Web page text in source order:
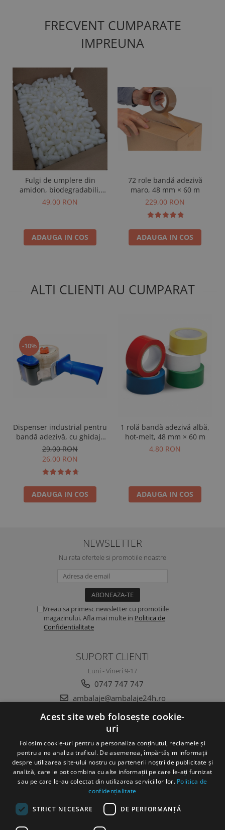
FRECVENT CUMPARATE
IMPREUNA
Fulgi de umplere din
amidon, biodegradabili,
alb, 120 L, cutie
49,00 RON
ADAUGA IN COS
72 role bandă adezivă
maro, 48 mm × 60 m
229,00 RON
ADAUGA IN COS
ALTI CLIENTI AU CUMPARAT
-10%
Dispenser industrial pentru
bandă adezivă, cu ghidaje
metalice
29,00 RON
26,00 RON
ADAUGA IN COS
1 rolă bandă adezivă albă,
hot-melt, 48 mm × 60 m
4,80 RON
ADAUGA IN COS
NEWSLETTER
Nu rata ofertele si promotiile noastre
Vreau sa primesc newsletter cu promotiile
magazinului. Afla mai multe in Politica de
Confidentialitate
SUPORT CLIENTI
Luni - Vineri 9-17
0747 747 747
ambalaje@ambalaje24h.ro
MAGAZINUL MEU
CLIENTI
DATE COMERCIALE
Acest site web folosește cookie-
uri
Folosim cookie-uri pentru a personaliza conținutul, reclamele și
pentru a ne analiza traficul. De asemenea, împărtășim informații
despre utilizarea site-ului nostru cu partenerii noștri de publicitate și
analiză, care le pot combina cu alte informații pe care le-ați furnizat
sau pe care le-au colectat din utilizarea serviciilor lor. Politica de
confidențialitate
STRICT NECESARE DE PERFORMANȚĂ